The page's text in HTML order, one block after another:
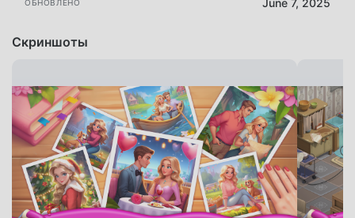
ОБНОВЛЕНО June 7, 2025
Скриншоты